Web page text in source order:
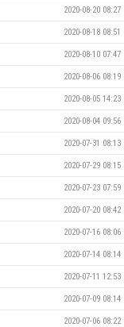
2020-08-20 08:27
2020-08-18 08:51
2020-08-10 07:47
2020-08-06 08:19
2020-08-05 14:23
2020-08-04 09:56
2020-07-31 08:13
2020-07-29 08:15
2020-07-23 07:59
2020-07-20 08:42
2020-07-16 08:06
2020-07-14 08:14
2020-07-11 12:53
2020-07-09 08:14
2020-07-06 08:22